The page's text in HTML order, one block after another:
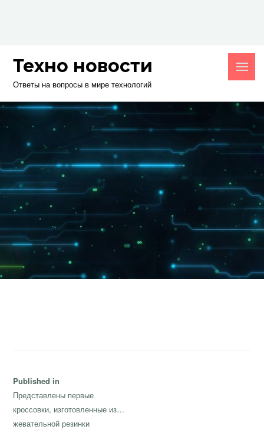
Техно новости
Ответы на вопросы в мире технологий
Навигация
по
записям
Published in
Представлены первые
кроссовки, изготовленные из…
жевательной резинки